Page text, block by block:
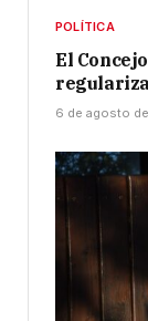
POLÍTICA
El
6 de agosto